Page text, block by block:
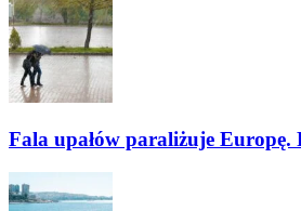
Fala upałów paraliżuje